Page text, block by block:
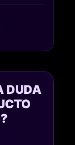
DUDA